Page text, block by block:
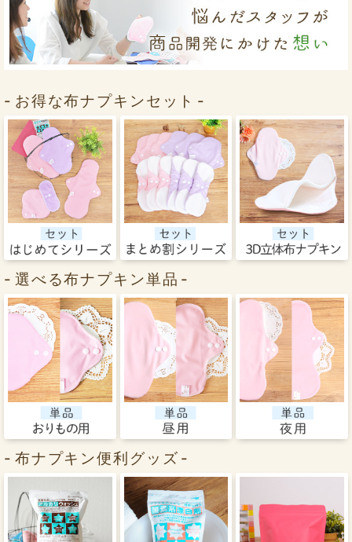
お得な布ナプキンセット
選べる布ナプキン単品
布ナプキン便利グッズ